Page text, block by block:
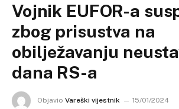
Vojnik EUFOR-a
zbog prisustva na
obilježavanju
dana RS-a
Objavio Vareški vijestnik 15/01/2024